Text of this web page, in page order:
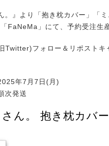
』より「抱き枕カバー」「
FaNeMa」にて、予約受注生
フォロー＆リポストキ
年7月7日(月)
次発送
ん。 抱き枕カバー